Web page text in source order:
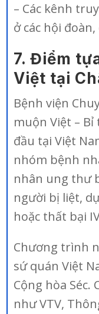
– Các kênh
ở các hội
7. Điểm
Việt tại
Bệnh viện
muộn Việt –
đầu tại Việt
nhóm bệnh
nhân ung thư
người bị liệt,
hoặc thất bại
Chương trình
sứ quán Việt
Cộng hòa Séc.
như VTV,